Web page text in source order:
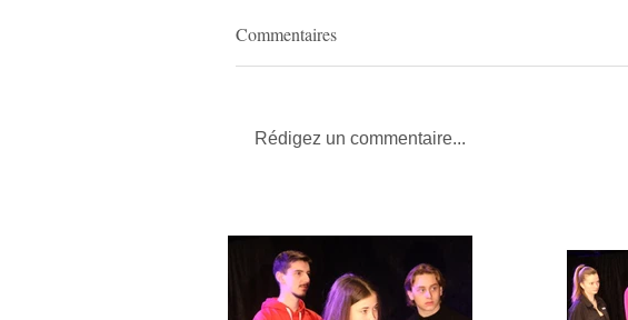
Commentaires
Rédigez un commentaire...